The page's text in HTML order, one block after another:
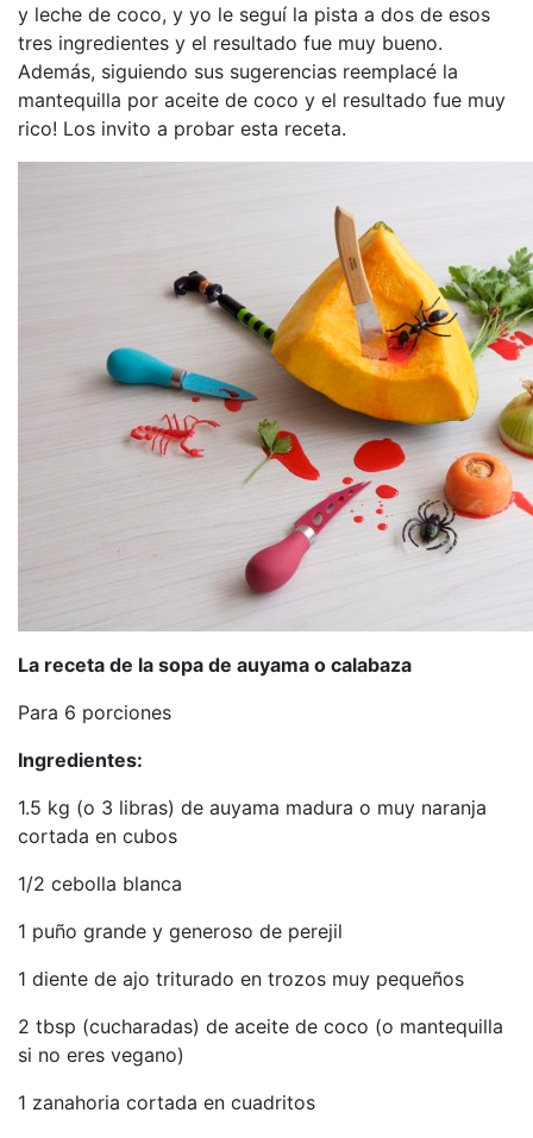
y leche de coco, y yo le seguí la pista a dos de esos
tres ingredientes y el resultado fue muy bueno.
Además, siguiendo sus sugerencias reemplacé la
mantequilla por aceite de coco y el resultado fue muy
rico! Los invito a probar esta receta.
La receta de la sopa de auyama o calabaza
Para 6 porciones
Ingredientes:
1.5 kg (o 3 libras) de auyama madura o muy naranja
cortada en cubos
1/2 cebolla blanca
1 puño grande y generoso de perejil
1 diente de ajo triturado en trozos muy pequeños
2 tbsp (cucharadas) de aceite de coco (o mantequilla
si no eres vegano)
1 zanahoria cortada en cuadritos